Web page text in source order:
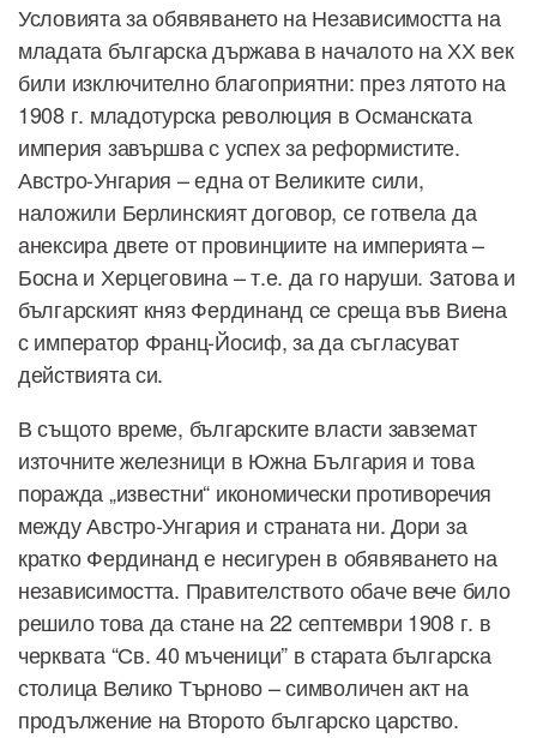
Условията за обявяването на Независимостта на
младата българска държава в началото на ХХ век
били изключително благоприятни: през лятото на
1908 г. младотурска революция в Османската
империя завършва с успех за реформистите.
Австро-Унгария – една от Великите сили,
наложили Берлинският договор, се готвела да
анексира двете от провинциите на империята –
Босна и Херцеговина – т.е. да го наруши. Затова и
българският княз Фердинанд се среща във Виена
с император Франц-Йосиф, за да съгласуват
действията си.
В същото време, българските власти завземат
източните железници в Южна България и това
поражда „известни“ икономически противоречия
между Австро-Унгария и страната ни. Дори за
кратко Фердинанд е несигурен в обявяването на
независимостта. Правителството обаче вече било
решило това да стане на 22 септември 1908 г. в
черквата “Св. 40 мъченици” в старата българска
столица Велико Търново – символичен акт на
продължение на Второто българско царство.